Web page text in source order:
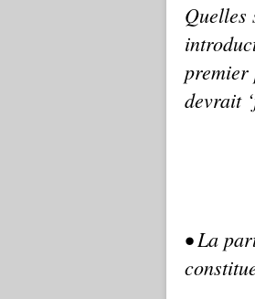
Quelles
premier
devrait
• La